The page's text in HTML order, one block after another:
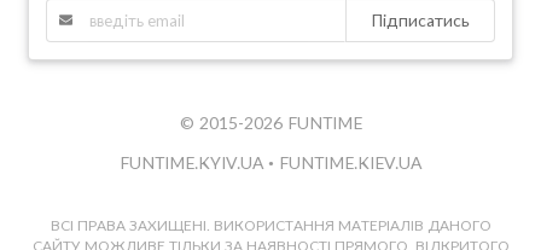
Підписатись
© 2015-2026 FUNTIME
FUNTIME.KYIV.UA • FUNTIME.KIEV.UA
ВСІ ПРАВА ЗАХИЩЕНІ. ВИКОРИСТАННЯ МАТЕРІАЛІВ ДАНОГО
САЙТУ МОЖЛИВЕ ТІЛЬКИ ЗА НАЯВНОСТІ ПРЯМОГО, ВІДКРИТОГО